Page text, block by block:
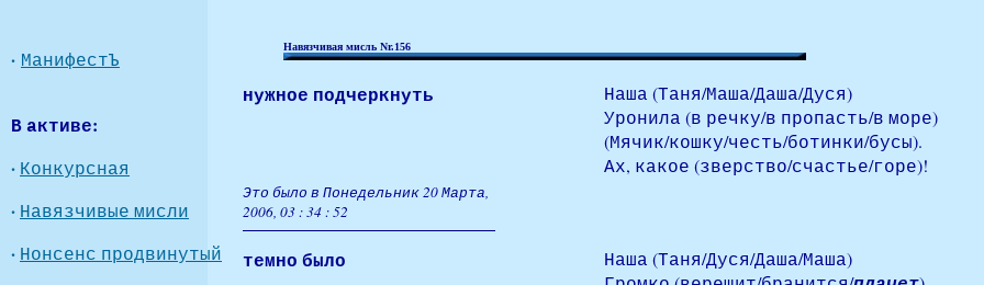
· МанифестЪ
В активе:
· Конкурсная
· Навязчивые мисли
· Нонсенс продвинутый
Навязчивая мисль Nr.156
нужное подчеркнуть
Наша (Таня/Маша/Даша/Дуся)
Уронила (в речку/в пропасть/в море)
(Мячик/кошку/честь/ботинки/бусы).
Ах, какое (зверство/счастье/горе)!
Это было в Понедельник 20 Марта,
2006, 03 : 34 : 52
темно было
Наша (Таня/Дуся/Даша/Маша)